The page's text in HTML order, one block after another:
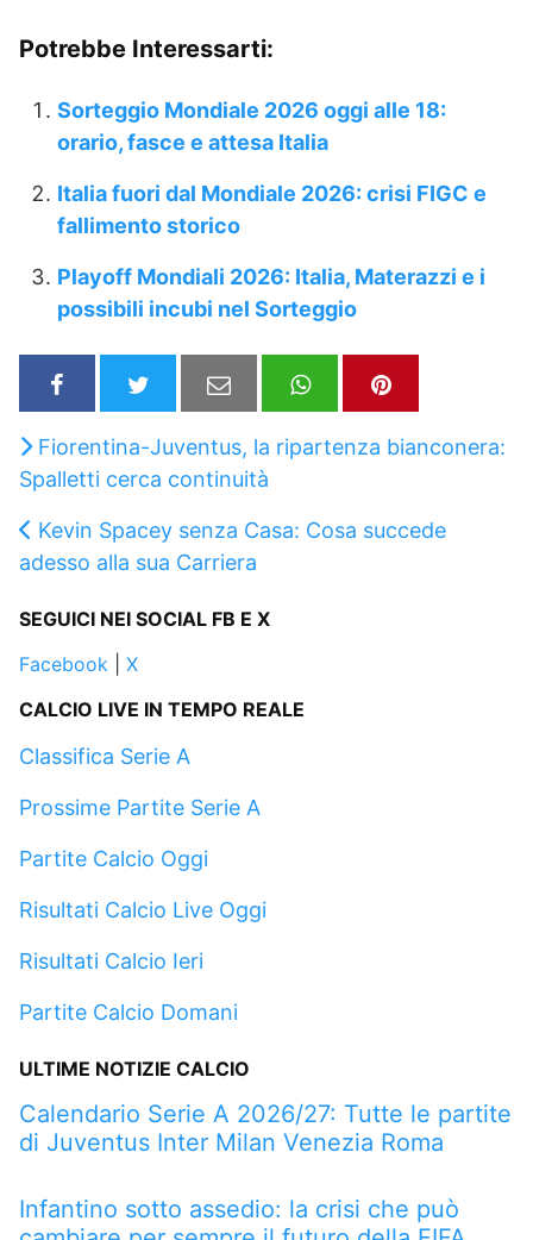
Potrebbe Interessarti:
Sorteggio Mondiale 2026 oggi alle 18:
orario, fasce e attesa Italia
Italia fuori dal Mondiale 2026: crisi FIGC e
fallimento storico
Playoff Mondiali 2026: Italia, Materazzi e i
possibili incubi nel Sorteggio
Fiorentina-Juventus, la ripartenza bianconera:
Spalletti cerca continuità
Kevin Spacey senza Casa: Cosa succede
adesso alla sua Carriera
SEGUICI NEI SOCIAL FB E X
Facebook
X
CALCIO LIVE IN TEMPO REALE
Classifica Serie A
Prossime Partite Serie A
Partite Calcio Oggi
Risultati Calcio Live Oggi
Risultati Calcio Ieri
Partite Calcio Domani
ULTIME NOTIZIE CALCIO
Calendario Serie A 2026/27: Tutte le partite
di Juventus Inter Milan Venezia Roma
Infantino sotto assedio: la crisi che può